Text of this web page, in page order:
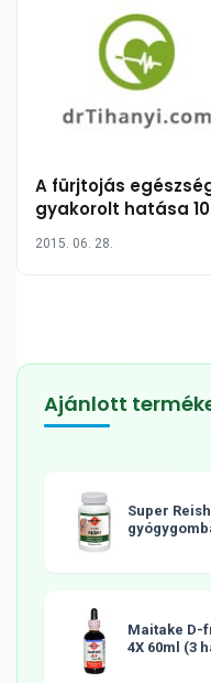
A fürjtojás
gyakorolt hatása 10
2015. 06. 28.
Ajánlott
Super
Maitake D-
4X 60ml (3